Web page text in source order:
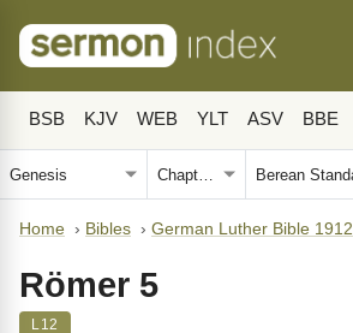
BSB KJV WEB YLT ASV BBE
Home › Bibles › German Luther Bible 1912
Römer 5
L12